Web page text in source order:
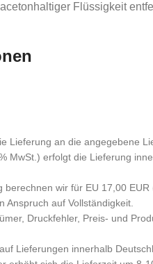
Flüssigkeit
Lieferung an die angegebene
MwSt.) erfolgt die Lieferung
wir für EU 17,00 EUR
Anspruch auf Vollständigkeit.
Druckfehler, Preis- und
Lieferungen innerhalb